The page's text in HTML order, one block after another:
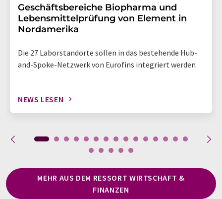
Geschäftsbereiche Biopharma und
Lebensmittelprüfung von Element in
Nordamerika
Die 27 Laborstandorte sollen in das bestehende Hub-
and-Spoke-Netzwerk von Eurofins integriert werden
NEWS LESEN
MEHR AUS DEM RESSORT WIRTSCHAFT &
FINANZEN